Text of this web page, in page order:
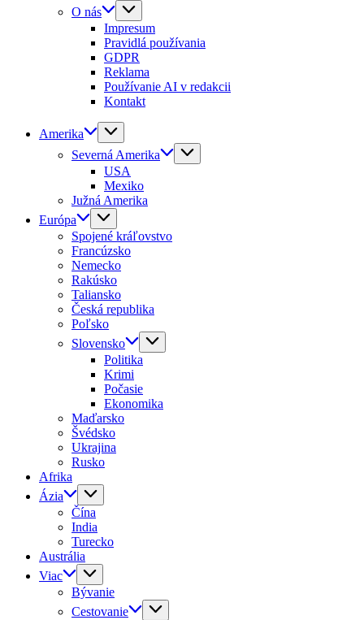
O nás
Impresum
Pravidlá používania
GDPR
Reklama
Používanie AI v redakcii
Kontakt
Amerika
Severná Amerika
USA
Mexiko
Južná Amerika
Európa
Spojené kráľovstvo
Francúzsko
Nemecko
Rakúsko
Taliansko
Česká republika
Poľsko
Slovensko
Politika
Krimi
Počasie
Ekonomika
Maďarsko
Švédsko
Ukrajina
Rusko
Afrika
Ázia
Čína
India
Turecko
Austrália
Viac
Bývanie
Cestovanie